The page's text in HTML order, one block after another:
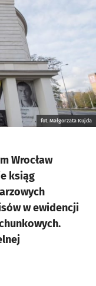
fot. Małgorzata Kujda
Wrocław
ksiąg
w ewidencji